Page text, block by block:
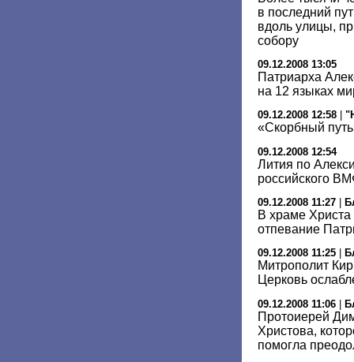
в последний
вдоль улицы,
собору
09.12.2008 13:05
Патриарха
на 12 языках
09.12.2008 12:58
«Скорбный
09.12.2008 12:54
Лития по
российского
09.12.2008 11:27
В храме Христа
отпевание
09.12.2008 11:25
Митрополит
Церковь
09.12.2008 11:06
Протоиерей
Христова,
помогла